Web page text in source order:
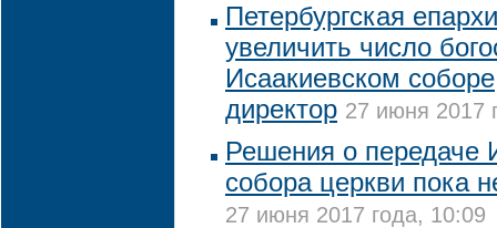
Петербургская
увеличить число
Исаакиевском
директор 27 июня 2017
Решения о передаче
собора церкви пока
27 июня 2017 года, 10:09